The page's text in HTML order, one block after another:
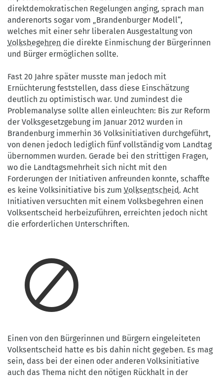
direktdemokratischen Regelungen anging, sprach man
anderenorts sogar vom „Brandenburger Modell“,
welches mit einer sehr liberalen Ausgestaltung von
Volksbegehren die direkte Einmischung der Bürgerinnen
und Bürger ermöglichen sollte.
Fast 20 Jahre später musste man jedoch mit
Ernüchterung feststellen, dass diese Einschätzung
deutlich zu optimistisch war. Und zumindest die
Problemanalyse sollte allen einleuchten: Bis zur Reform
der Volksgesetzgebung im Januar 2012 wurden in
Brandenburg immerhin 36 Volksinitiativen durchgeführt,
von denen jedoch lediglich fünf vollständig vom Landtag
übernommen wurden. Gerade bei den strittigen Fragen,
wo die Landtagsmehrheit sich nicht mit den
Forderungen der Initiativen anfreunden konnte, schaffte
es keine Volksinitiative bis zum Volksentscheid. Acht
Initiativen versuchten mit einem Volksbegehren einen
Volksentscheid herbeizuführen, erreichten jedoch nicht
die erforderlichen Unterschriften.
Einen von den Bürgerinnen und Bürgern eingeleiteten
Volksentscheid hatte es bis dahin nicht gegeben. Es mag
sein, dass bei der einen oder anderen Volksinitiative
auch das Thema nicht den nötigen Rückhalt in der